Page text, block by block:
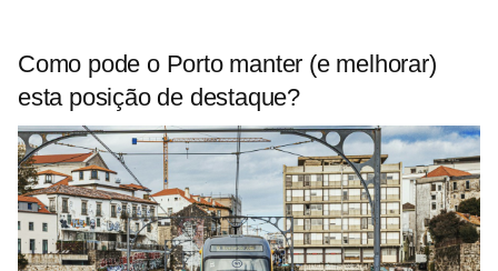
Como pode o Porto manter (e melhorar)
esta posição de destaque?